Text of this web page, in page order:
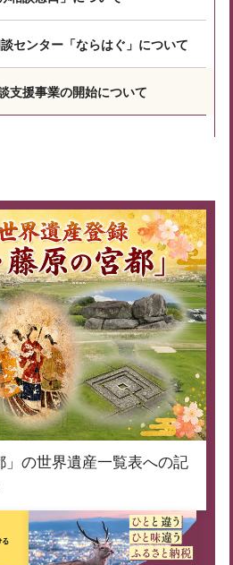
センター「ならはぐ」について
支援事業の開始について
」の世界遺産一覧表への記